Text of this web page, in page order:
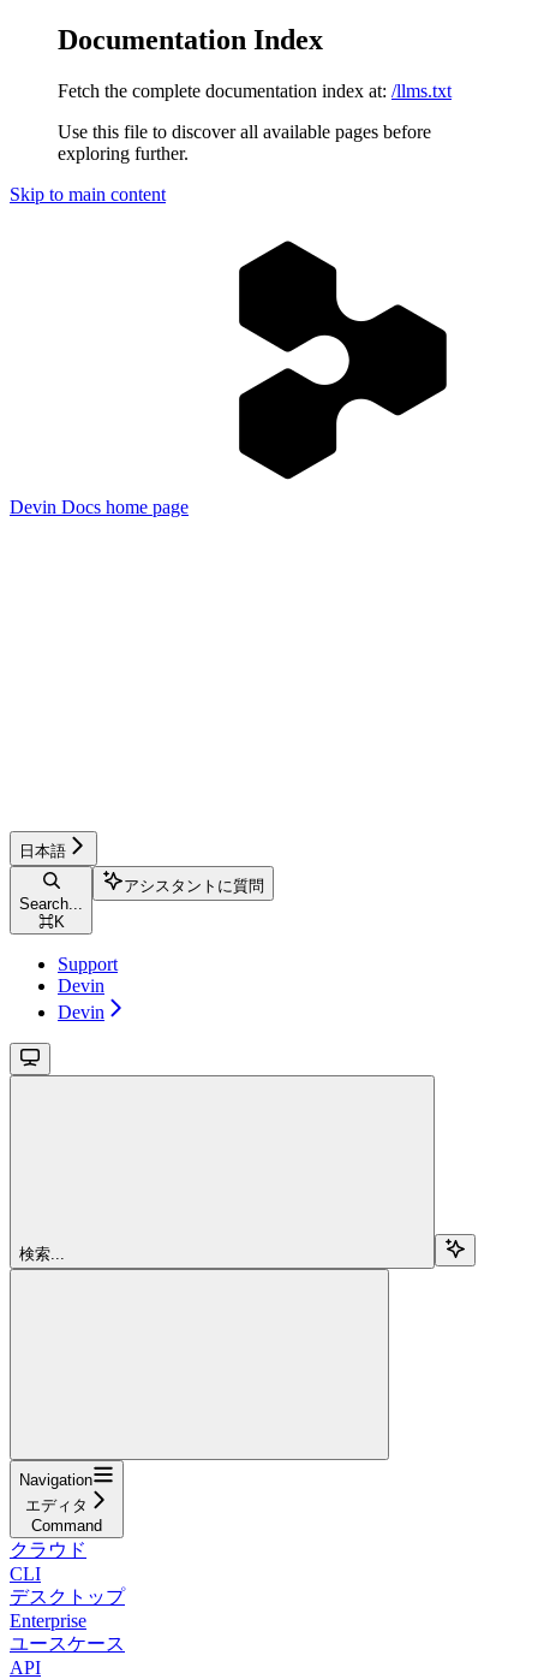
Documentation Index
Fetch the complete documentation index at: /llms.txt
Use this file to discover all available pages before
exploring further.
Skip to main content
Devin Docs home page
日本語
Search...
⌘K
アシスタントに質問
Support
Devin
Devin
検索...
Navigation
エディタ
Command
クラウド
CLI
デスクトップ
Enterprise
ユースケース
API